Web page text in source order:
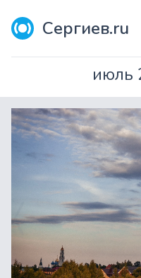
Сергиев.ru
июль